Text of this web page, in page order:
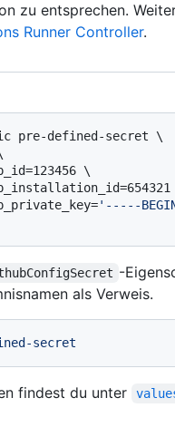
zu entsprechen.
Runner Controller.
pre-defined-secret \
'-----
-
als Verweis.
secret
findest du unter